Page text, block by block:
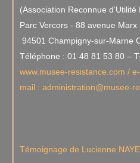
(Association Reconnue d’Utilité
Parc Vercors - 88 avenue
94501 Champigny-sur-Marne
Téléphone : 01 48 81 53 80 –
www.musee-resistance.com / e-
mail : administration@musee-
Témoignage de Lucienne